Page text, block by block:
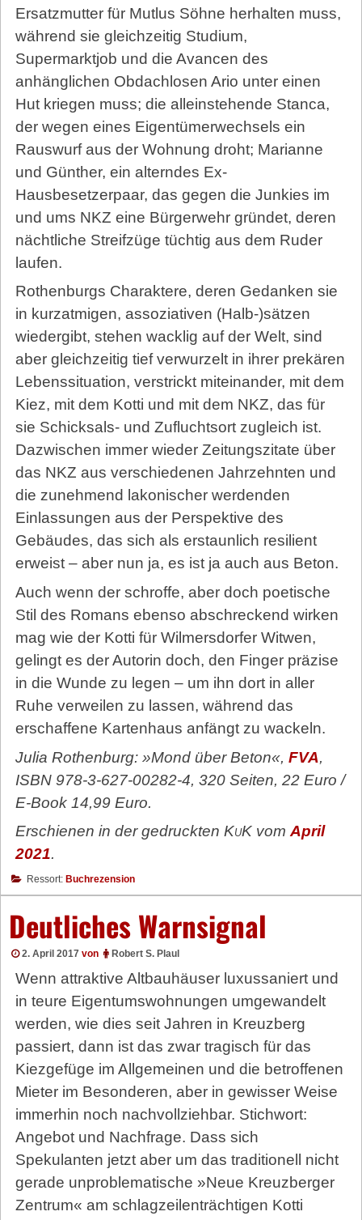
Ersatzmutter für Mutlus Söhne herhalten muss,
während sie gleichzeitig Studium,
Supermarktjob und die Avancen des
anhänglichen Obdachlosen Ario unter einen
Hut kriegen muss; die alleinstehende Stanca,
der wegen eines Eigentümerwechsels ein
Rauswurf aus der Wohnung droht; Marianne
und Günther, ein alterndes Ex-
Hausbesetzerpaar, das gegen die Junkies im
und ums NKZ eine Bürgerwehr gründet, deren
nächtliche Streifzüge tüchtig aus dem Ruder
laufen.
Rothenburgs Charaktere, deren Gedanken sie
in kurzatmigen, assoziativen (Halb-)sätzen
wiedergibt, stehen wacklig auf der Welt, sind
aber gleichzeitig tief verwurzelt in ihrer prekären
Lebenssituation, verstrickt miteinander, mit dem
Kiez, mit dem Kotti und mit dem NKZ, das für
sie Schicksals- und Zufluchtsort zugleich ist.
Dazwischen immer wieder Zeitungszitate über
das NKZ aus verschiedenen Jahrzehnten und
die zunehmend lakonischer werdenden
Einlassungen aus der Perspektive des
Gebäudes, das sich als erstaunlich resilient
erweist – aber nun ja, es ist ja auch aus Beton.
Auch wenn der schroffe, aber doch poetische
Stil des Romans ebenso abschreckend wirken
mag wie der Kotti für Wilmersdorfer Witwen,
gelingt es der Autorin doch, den Finger präzise
in die Wunde zu legen – um ihn dort in aller
Ruhe verweilen zu lassen, während das
erschaffene Kartenhaus anfängt zu wackeln.
Julia Rothenburg: »Mond über Beton«, FVA,
ISBN 978-3-627-00282-4, 320 Seiten, 22 Euro /
E-Book 14,99 Euro.
Erschienen in der gedruckten KuKvomApril
2021.
Ressort: Buchrezension
Deutliches Warnsignal
2. April 2017 von Robert S. Plaul
Wenn attraktive Altbauhäuser luxussaniert und
in teure Eigentumswohnungen umgewandelt
werden, wie dies seit Jahren in Kreuzberg
passiert, dann ist das zwar tragisch für das
Kiezgefüge im Allgemeinen und die betroffenen
Mieter im Besonderen, aber in gewisser Weise
immerhin noch nachvollziehbar. Stichwort:
Angebot und Nachfrage. Dass sich
Spekulanten jetzt aber um das traditionell nicht
gerade unproblematische »Neue Kreuzberger
Zentrum« am schlagzeilenträchtigen Kotti